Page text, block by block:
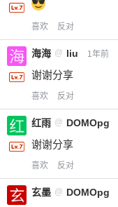
喜欢 反对
海海 @ liu 1年前
谢谢分享
喜欢 反对
红雨 @ DOMOpg
谢谢分享
喜欢 反对
玄墨 @ DOMOpg